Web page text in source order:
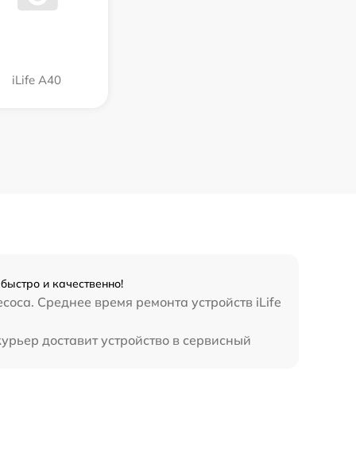
iLife A40
и качественно!
Среднее время ремонта устройств iLife
доставит устройство в сервисный